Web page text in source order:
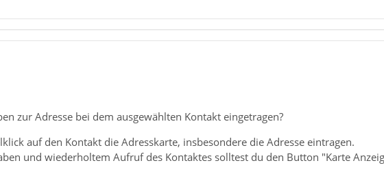
zur Adresse bei dem ausgewählten Kontakt eingetragen?
auf den Kontakt die Adresskarte, insbesondere die Adresse eintragen.
und wiederholtem Aufruf des Kontaktes solltest du den Button "Karte